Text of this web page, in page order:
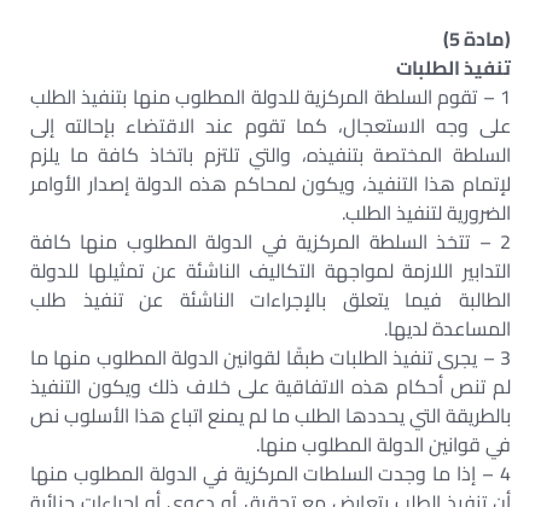
(مادة 5)
تنفيذ الطلبات
1 – تقوم السلطة المركزية للدولة المطلوب منها بتنفيذ الطلب
على وجه الاستعجال، كما تقوم عند الاقتضاء بإحالته إلى
السلطة المختصة بتنفيذه، والتي تلتزم باتخاذ كافة ما يلزم
لإتمام هذا التنفيذ، ويكون لمحاكم هذه الدولة إصدار الأوامر
الضرورية لتنفيذ الطلب.
2 – تتخذ السلطة المركزية في الدولة المطلوب منها كافة
التدابير اللازمة لمواجهة التكاليف الناشئة عن تمثيلها للدولة
الطالبة فيما يتعلق بالإجراءات الناشئة عن تنفيذ طلب
المساعدة لديها.
3 – يجرى تنفيذ الطلبات طبقًا لقوانين الدولة المطلوب منها ما
لم تنص أحكام هذه الاتفاقية على خلاف ذلك ويكون التنفيذ
بالطريقة التي يحددها الطلب ما لم يمنع اتباع هذا الأسلوب نص
في قوانين الدولة المطلوب منها.
4 – إذا ما وجدت السلطات المركزية في الدولة المطلوب منها